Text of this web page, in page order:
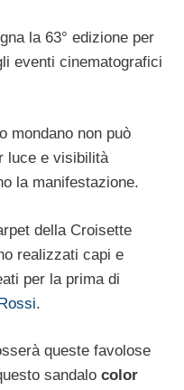
la 63° edizione per
eventi cinematografici
mondano non può
luce e visibilità
la manifestazione.
della Croisette
realizzati capi e
per la prima di
.
queste favolose
sandalo color